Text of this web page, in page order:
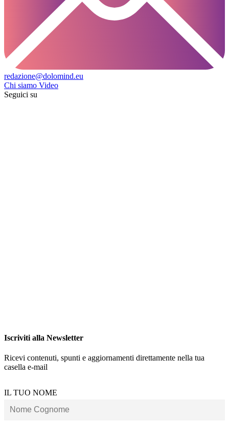
redazione@dolomind.eu
Chi siamo Video
Seguici su
Iscriviti alla Newsletter
Ricevi contenuti, spunti e aggiornamenti direttamente nella tua
casella e-mail
IL TUO NOME